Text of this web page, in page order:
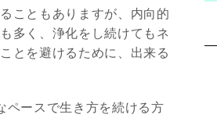
こともありますが、内向的
多く、浄化をし続けてもネ
とを避けるために、出来る
ペースで生き方を続ける方